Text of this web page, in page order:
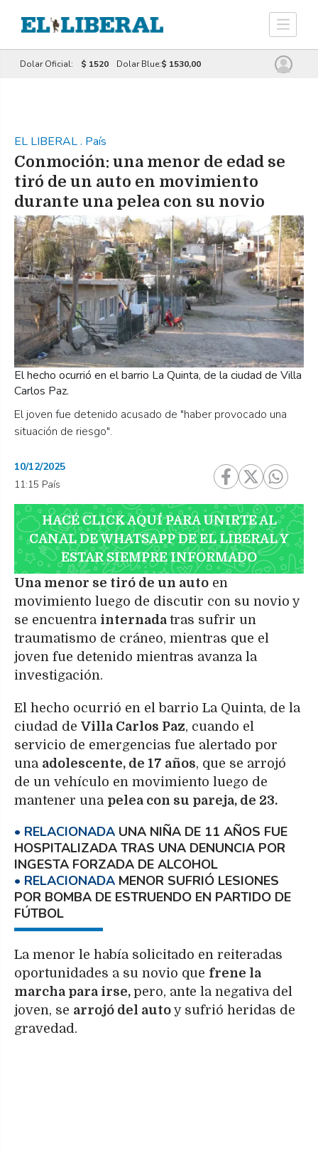
Dolar Oficial: $ 1520 Dolar Blue:$ 1530,00
EL LIBERAL. País
Conmoción: una menor de edad se
tiró de un auto en movimiento
durante una pelea con su novio
El joven fue detenido acusado de "haber provocado una
situación de riesgo".
El hecho ocurrió en el barrio La Quinta, de la ciudad de Villa
Carlos Paz.
10/12/2025
11:15 País
HACÉ CLICK AQUÍ PARA UNIRTE AL
CANAL DE WHATSAPP DE EL LIBERAL Y
ESTAR SIEMPRE INFORMADO
Una menor se tiró de un auto en
movimiento luego de discutir con su novio y
se encuentra internada tras sufrir un
traumatismo de cráneo, mientras que el
joven fue detenido mientras avanza la
investigación.
El hecho ocurrió en el barrio La Quinta, de la
ciudad de Villa Carlos Paz, cuando el
servicio de emergencias fue alertado por
una adolescente, de 17 años, que se arrojó
de un vehículo en movimiento luego de
mantener una pelea con su pareja, de 23.
UNA NIÑA DE 11 AÑOS FUE
HOSPITALIZADA TRAS UNA DENUNCIA POR
INGESTA FORZADA DE ALCOHOL
MENOR SUFRIÓ LESIONES
POR BOMBA DE ESTRUENDO EN PARTIDO DE
FÚTBOL
La menor le había solicitado en reiteradas
oportunidades a su novio que frene la
marcha para irse, pero, ante la negativa del
joven, se arrojó del auto y sufrió heridas de
gravedad.